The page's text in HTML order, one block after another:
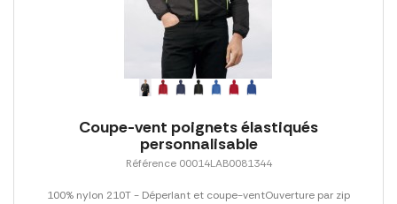
Coupe-vent poignets élastiqués
personnalisable
Référence 00014LAB0081344
100% nylon 210T - Déperlant et coupe-ventOuverture par zip